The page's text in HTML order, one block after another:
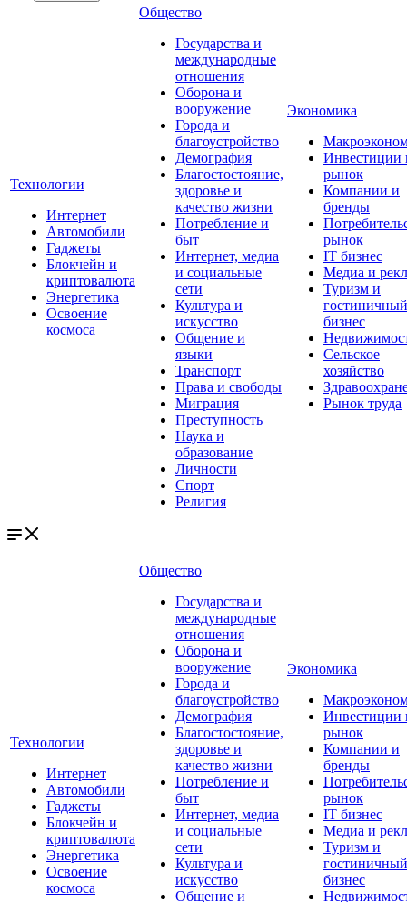
Технологии
Интернет
Автомобили
Гаджеты
Блокчейн и
криптовалюта
Энергетика
Освоение
космоса
Общество
Государства и
международные
отношения
Оборона и
вооружение
Города и
благоустройство
Демография
Благостостояние,
здоровье и
качество жизни
Потребление и
быт
Интернет, медиа
и социальные
сети
Культура и
искусство
Общение и
языки
Транспорт
Права и свободы
Миграция
Преступность
Наука и
образование
Личности
Спорт
Религия
Экономика
Инвестиции
рынок
Компании и
бренды
рынок
IT бизнес
Медиа и
Туризм и
гостиничный
бизнес
Сельское
хозяйство
Рынок труда
Технологии
Интернет
Автомобили
Гаджеты
Блокчейн и
криптовалюта
Энергетика
Освоение
космоса
Общество
Государства и
международные
отношения
Оборона и
вооружение
Города и
благоустройство
Демография
Благостостояние,
здоровье и
качество жизни
Потребление и
быт
Интернет, медиа
и социальные
сети
Культура и
искусство
Общение и
Экономика
Инвестиции
рынок
Компании и
бренды
рынок
IT бизнес
Медиа и
Туризм и
гостиничный
бизнес